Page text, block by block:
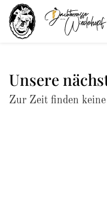
Unsere
Zur Zeit finden